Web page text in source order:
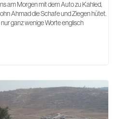
am Morgen mit dem Auto zu Kahled,
Ahmad die Schafe und Ziegen hütet.
ganz wenige Worte englisch